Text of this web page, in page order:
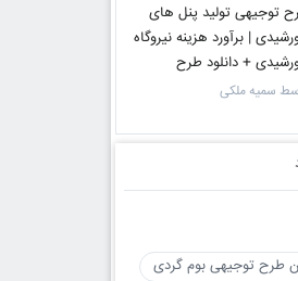
توجیهی تولید پنل های
| برآورد هزینه نیروگاه
+ دانلود طرح
سمیه ملکی
طرح توجیهی بوم گردی